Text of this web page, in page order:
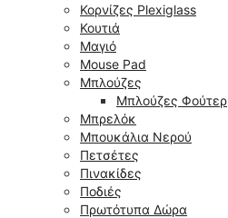
Κορνίζες Plexiglass
Κουτιά
Μαγιό
Mouse Pad
Μπλούζες
Μπλούζες Φούτερ
Μπρελόκ
Μπουκάλια Νερού
Πετσέτες
Πινακίδες
Ποδιές
Πρωτότυπα Δώρα